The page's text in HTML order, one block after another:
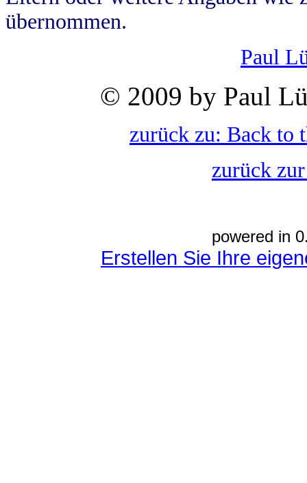
übernommen.
Paul
© 2009 by Paul
zurück zu: Back to
zurück
powered in
Erstellen Sie Ihre